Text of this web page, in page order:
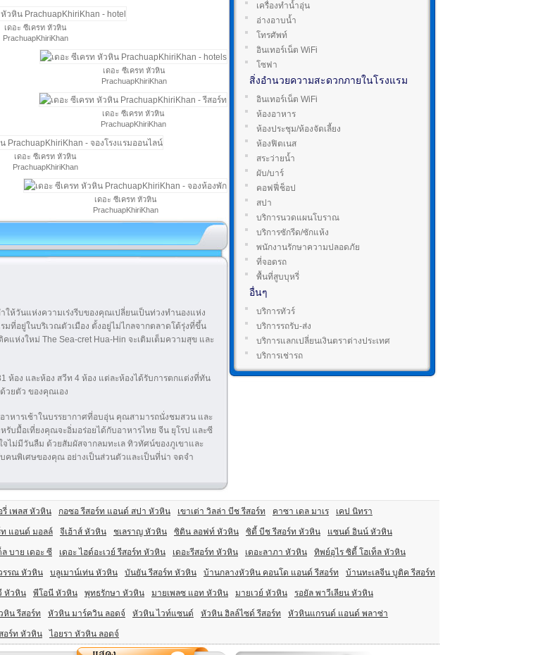
เดอะ ซีเครท หัวหิน
PrachuapKhiriKhan
เดอะ ซีเครท หัวหิน
PrachuapKhiriKhan
เดอะ ซีเครท หัวหิน
PrachuapKhiriKhan
เดอะ ซีเครท หัวหิน
PrachuapKhiriKhan
เดอะ ซีเครท หัวหิน
PrachuapKhiriKhan
ให้วันแห่งความเร่งรีบของคุณเปลี่ยนเป็นท่วงทำนองแห่ง
มที่อยู่ในบริเวณตัวเมือง ตั้งอยู่ไม่ไกลจากตลาดโต้รุ่งที่ขึ้น
แห่งใหม่ The Sea-cret Hua-Hin จะเติมเต็มความสุข และ
อง และห้อง สวีท 4 ห้อง แต่ละห้องได้รับการตกแต่งที่ทัน
วยตัว ของคุณเอง
าหารเช้าในบรรยากาศที่อบอุ่น คุณสามารถนั่งชมสวน และ
รับมื้อเที่ยงคุณจะอิ่มอร่อยได้กับอาหารไทย จีน ยุโรป และซี
ม่มีวันลืม ด้วยสัมผัสจากลมทะเล ทิวทัศน์ของภูเขาและ
นพิเศษของคุณ อย่างเป็นส่วนตัวและเป็นที่น่า จดจำ
เครื่องทำน้ำอุ่น
อ่างอาบน้ำ
โทรศัพท์
อินเทอร์เน็ต WiFi
โซฟา
สิ่งอำนวยความสะดวกภายในโรงแรม
อินเทอร์เน็ต WiFi
ห้องอาหาร
ห้องประชุม/ห้องจัดเลี้ยง
ห้องฟิตเนส
สระว่ายน้ำ
ผับ/บาร์
คอฟฟี่ช็อป
สปา
บริการนวดแผนโบราณ
บริการซักรีด/ซักแห้ง
พนักงานรักษาความปลอดภัย
ที่จอดรถ
พื้นที่สูบบุหรี่
อื่นๆ
บริการทัวร์
บริการรถรับ-ส่ง
บริการแลกเปลี่ยนเงินตราต่างประเทศ
บริการเช่ารถ
รี่ เพลส หัวหิน กอซอ รีสอร์ท แอนด์ สปา หัวหิน เขาเต่า วิลล่า บีช รีสอร์ท คาซา เดล มาเร เคป นิทรา
แอนด์ มอลล์ จีเฮ้าส์ หัวหิน ชเลราญ หัวหิน ซิติน ลอฟท์ หัวหิน ซิตี้ บีช รีสอร์ท หัวหิน แซนด์ อินน์ หัวหิน
ล บาย เดอะ ซี เดอะ ไฮด์อะเวย์ รีสอร์ท หัวหิน เดอะรีสอร์ท หัวหิน เดอะลาภา หัวหิน ทิพย์อุไร ซิตี้ โฮเท็ล หัวหิน
รรณ หัวหิน บลูเมาน์เท่น หัวหิน บันยัน รีสอร์ท หัวหิน บ้านกลางหัวหิน คอนโด แอนด์ รีสอร์ท บ้านทะเลจีน บูติค รีสอร์ท
หัวหิน พีโอนี หัวหิน พุทธรักษา หัวหิน มายเพลซ แอท หัวหิน มายเวย์ หัวหิน รอยัล พาวีเลียน หัวหิน
หิน รีสอร์ท หัวหิน มาร์ควิน ลอดจ์ หัวหิน ไวท์แซนด์ หัวหิน ฮิลล์ไซด์ รีสอร์ท หัวหินแกรนด์ แอนด์ พลาซ่า
อร์ท หัวหิน ไอยรา หัวหิน ลอดจ์